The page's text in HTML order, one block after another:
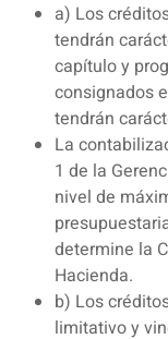
a) Los
tendrán
capítulo y
consignados
tendrán
La
1 de la
nivel de
determine la
Hacienda.
b) Los
limitativo y